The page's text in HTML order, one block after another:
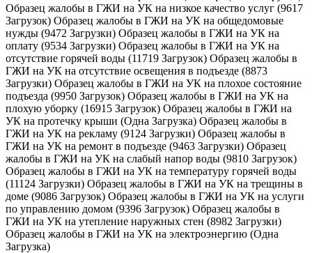
Образец жалобы в ГЖИ на УК на низкое качество услуг (9617
Загрузок) Образец жалобы в ГЖИ на УК на общедомовые
нужды (9472 Загрузки) Образец жалобы в ГЖИ на УК на
оплату (9534 Загрузки) Образец жалобы в ГЖИ на УК на
отсутствие горячей воды (11719 Загрузок) Образец жалобы в
ГЖИ на УК на отсутствие освещения в подъезде (8873
Загрузки) Образец жалобы в ГЖИ на УК на плохое состояние
подъезда (9950 Загрузок) Образец жалобы в ГЖИ на УК на
плохую уборку (16915 Загрузок) Образец жалобы в ГЖИ на
УК на протечку крыши (Одна Загрузка) Образец жалобы в
ГЖИ на УК на рекламу (9124 Загрузки) Образец жалобы в
ГЖИ на УК на ремонт в подъезде (9463 Загрузки) Образец
жалобы в ГЖИ на УК на слабый напор воды (9810 Загрузок)
Образец жалобы в ГЖИ на УК на температуру горячей воды
(11124 Загрузки) Образец жалобы в ГЖИ на УК на трещины в
доме (9086 Загрузок) Образец жалобы в ГЖИ на УК на услуги
по управлению домом (9396 Загрузок) Образец жалобы в
ГЖИ на УК на утепление наружных стен (8982 Загрузки)
Образец жалобы в ГЖИ на УК на электроэнергию (Одна
Загрузка)